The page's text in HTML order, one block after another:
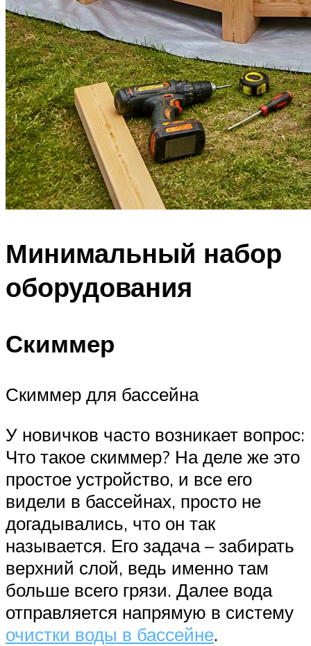
Минимальный набор
оборудования
Скиммер
Скиммер для бассейна
У новичков часто возникает вопрос:
Что такое скиммер? На деле же это
простое устройство, и все его
видели в бассейнах, просто не
догадывались, что он так
называется. Его задача – забирать
верхний слой, ведь именно там
больше всего грязи. Далее вода
отправляется напрямую в систему
очистки воды в бассейне.